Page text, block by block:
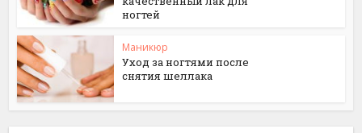
ногтей
Маникюр
Уход за ногтями после
снятия шеллака